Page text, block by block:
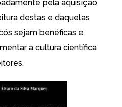
pela aquisição
destas e daquelas
sejam benéficas e
a cultura científica